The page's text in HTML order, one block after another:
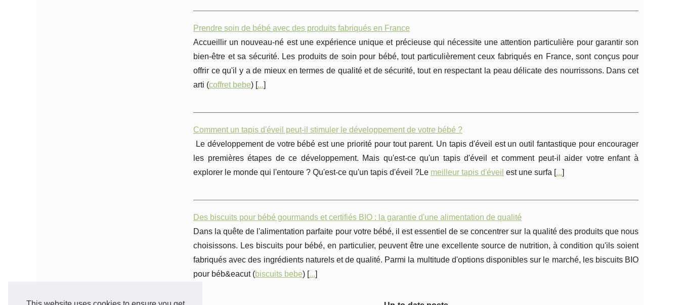
Prendre soin de bébé avec des produits fabriqués en France
Accueillir un nouveau-né est une expérience unique et précieuse qui nécessite une attention particulière pour garantir son
bien-être et sa sécurité. Les produits de soin pour bébé, tout particulièrement ceux fabriqués en France, sont conçus pour
offrir ce qu'il y a de mieux en termes de qualité et de sécurité, tout en respectant la peau délicate des nourrissons. Dans cet
arti (coffret bebe) [...]
Comment un tapis d'éveil peut-il stimuler le développement de votre bébé ?
Le développement de votre bébé est une priorité pour tout parent. Un tapis d'éveil est un outil fantastique pour encourager
les premières étapes de ce développement. Mais qu'est-ce qu'un tapis d'éveil et comment peut-il aider votre enfant à
explorer le monde qui l'entoure ? Qu'est-ce qu'un tapis d'éveil ?Le meilleur tapis d'éveil est une surfa [...]
Des biscuits pour bébé gourmands et certifiés BIO : la garantie d'une alimentation de qualité
Dans la quête de l'alimentation parfaite pour votre bébé, il est essentiel de se concentrer sur la qualité des produits que nous
choisissons. Les biscuits pour bébé, en particulier, peuvent être une excellente source de nutrition, à condition qu'ils soient
fabriqués avec des ingrédients naturels et de qualité. Parmi la multitude d'options disponibles sur le marché, les biscuits BIO
pour béb&eacut (biscuits bebe) [...]